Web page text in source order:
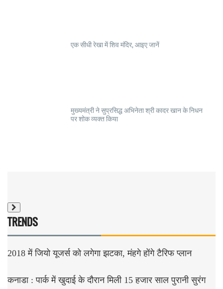
एक सीधी रेखा में शिव मंदिर, आइए जानें
मुख्यमंत्री ने सुप्रसिद्ध अभिनेता श्री कादर खान के निधन
पर शोक व्यक्त किया
TRENDS
2018 में जियो यूजर्स को लगेगा झटका, मंहगे होंगे टैरिफ प्लान
कनाडा : पार्क में खुदाई के दौरान मिली 15 हजार साल पुरानी सुरंग